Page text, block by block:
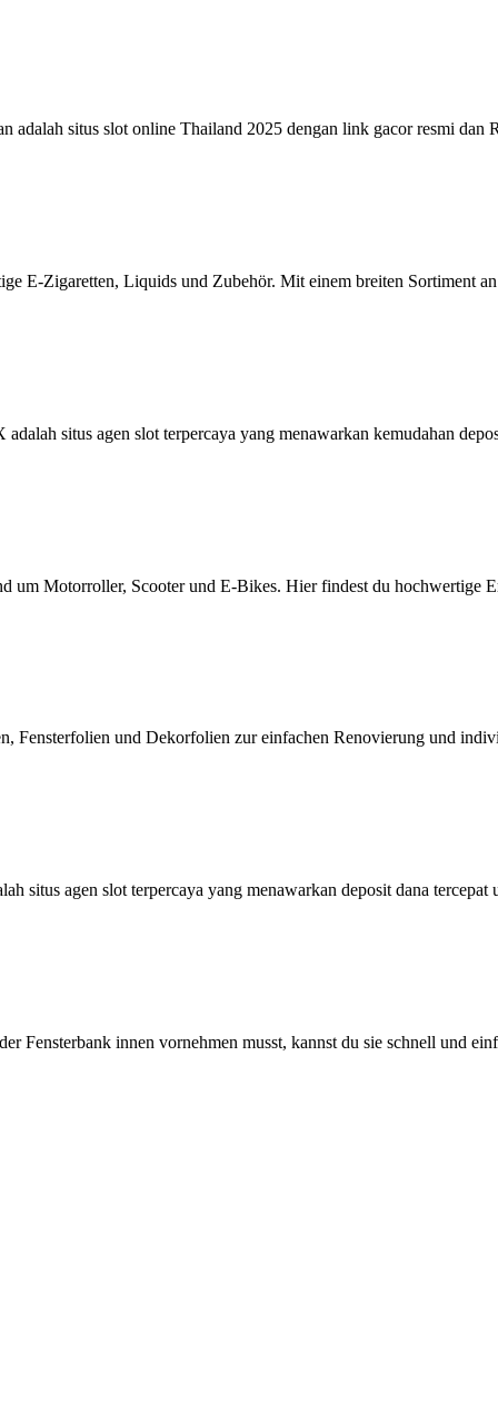
adalah situs slot online Thailand 2025 dengan link gacor resmi
E-Zigaretten, Liquids und Zubehör. Mit einem breiten Sortiment
situs agen slot terpercaya yang menawarkan kemudahan
um Motorroller, Scooter und E-Bikes. Hier findest du hochwertige
Fensterfolien und Dekorfolien zur einfachen Renovierung und
situs agen slot terpercaya yang menawarkan deposit dana
Fensterbank innen vornehmen musst, kannst du sie schnell und